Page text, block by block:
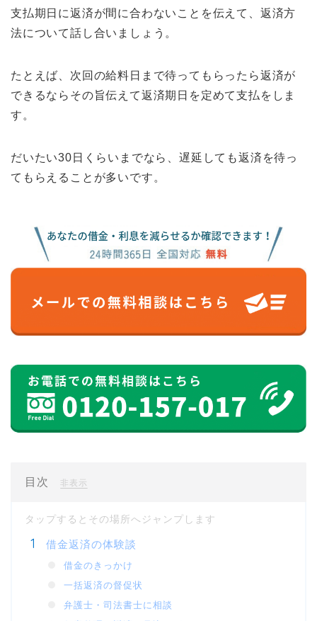
支払期日に返済が間に合わないことを伝えて、返済方
法について話し合いましょう。
たとえば、次回の給料日まで待ってもらったら返済が
できるならその旨伝えて返済期日を定めて支払をしま
す。
だいたい30日くらいまでなら、遅延しても返済を待っ
てもらえることが多いです。
目次 非表示
借金返済の体験談
借金のきっかけ
一括返済の督促状
弁護士・司法書士に相談